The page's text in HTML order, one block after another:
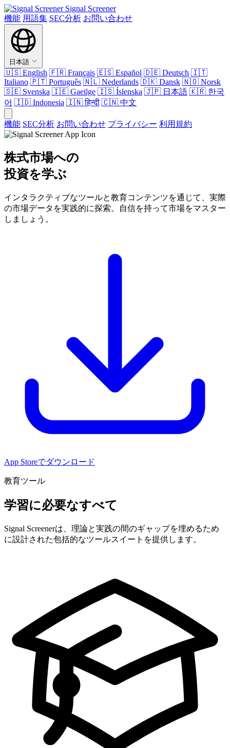
Signal Screener
機能 用語集 SEC分析 お問い合わせ
日本語
🇺🇸 English 🇫🇷 Français 🇪🇸 Español 🇩🇪 Deutsch 🇮🇹
Italiano 🇵🇹 Português 🇳🇱 Nederlands 🇩🇰 Dansk 🇳🇴 Norsk
🇸🇪 Svenska 🇮🇪 Gaeilge 🇮🇸 Íslenska 🇯🇵 日本語 🇰🇷 한국
어 🇮🇩 Indonesia 🇮🇳हिन्दी 🇨🇳 中文
機能 SEC分析 お問い合わせ プライバシー 利用規約
株式市場への
投資を学ぶ
インタラクティブなツールと教育コンテンツを通じて、実際
の市場データを実践的に探索。自信を持って市場をマスター
しましょう。
App Storeでダウンロード
教育ツール
学習に必要なすべて
Signal Screenerは、理論と実践の間のギャップを埋めるため
に設計された包括的なツールスイートを提供します。